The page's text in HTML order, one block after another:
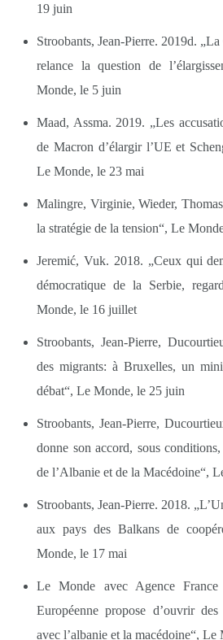
19 juin
Stroobants, Jean-Pierre. 2019d.
relance la question de
Monde, le 5 juin
Maad, Assma. 2019. „Les
de Macron d’élargir l’UE et
Le Monde, le 23 mai
Malingre, Virginie, Wieder,
la stratégie de la tension“, Le
Jeremić, Vuk. 2018. „Ceux qui
démocratique de la Serbie,
Monde, le 16 juillet
Stroobants, Jean-Pierre,
des migrants: à Bruxelles, un
débat“, Le Monde, le 25 juin
Stroobants, Jean-Pierre,
donne son accord, sous conditions,
de l’Albanie et de la Macédoine“,
Stroobants, Jean-Pierre. 2018.
aux pays des Balkans de
Monde, le 17 mai
Le Monde avec Agence France
Européenne propose d’ouvrir des
avec l’albanie et la macédoine“,